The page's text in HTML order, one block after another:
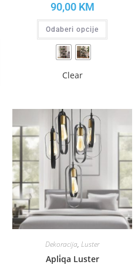
90,00 KM
Odaberi opcije
Clear
Dekoracija, Luster
Apli̇qa Luster